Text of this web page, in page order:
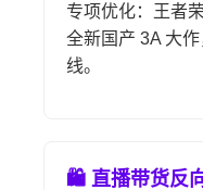
专项优化：王者
全新国产 3A 大
线。
🛍️ 直播带货反